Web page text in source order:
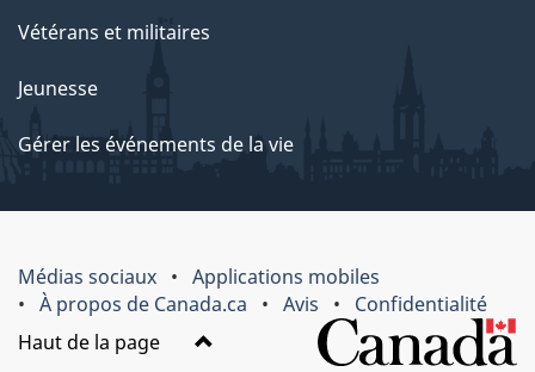
Vétérans et militaires
Jeunesse
Gérer les événements de la vie
Médias sociaux
Applications mobiles
À propos de Canada.ca
Avis
Confidentialité
Haut de la page